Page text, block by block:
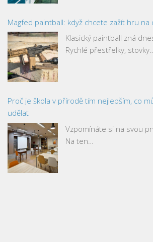
Magfed paintball: když chcete zažít hru na
Klasický paintball zná
Rychlé přestřelky,
Proč je škola v přírodě tím nejlepším, co
udělat
Vzpomínáte si na svou
Na ten…